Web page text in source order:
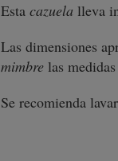
Esta cazuela lleva
Las dimensiones
mimbre las
Se recomienda